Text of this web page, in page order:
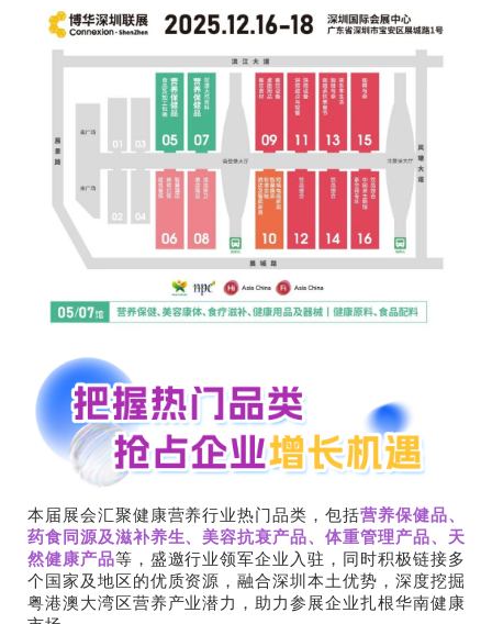
本届展会汇聚健康营养行业热门品类，包括营养保健品、
药食同源及滋补养生、美容抗衰产品、体重管理产品、天
然健康产品等，盛邀行业领军企业入驻，同时积极链接多
个国家及地区的优质资源，融合深圳本土优势，深度挖掘
粤港澳大湾区营养产业潜力，助力参展企业扎根华南健康